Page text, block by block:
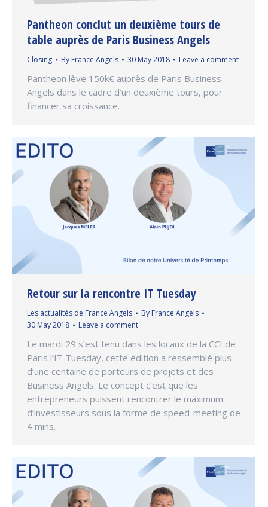
Pantheon conclut un deuxième tours de
table auprès de Paris Business Angels
Closing By France Angels 30 May 2018 Leave a comment
Pantheon lève 150k€ auprès de Paris Business
Angels dans le cadre d’un deuxième tours, pour
financer sa croissance.
Retour sur la rencontre IT Tuesday
Les actualités de France Angels By France Angels
30 May 2018
Leave a comment
Le mardi 29 s’est tenu dans les locaux de la CCI de
Paris l’IT Tuesday, cette édition a ressemblé plus
d’une centaine de porteurs de projets et des
Business Angels. Le concept c’est que les
entrepreneurs puissent rencontrer le maximum
d’investisseurs sous la forme de speed-meeting de
4 mins.